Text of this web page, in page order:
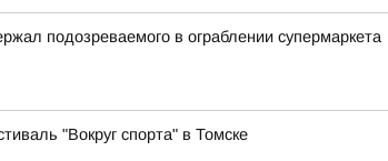
подозреваемого в ограблении супермаркета
"Вокруг спорта" в Томске